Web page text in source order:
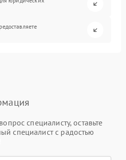
специалисту, оставьте
специалист с радостью